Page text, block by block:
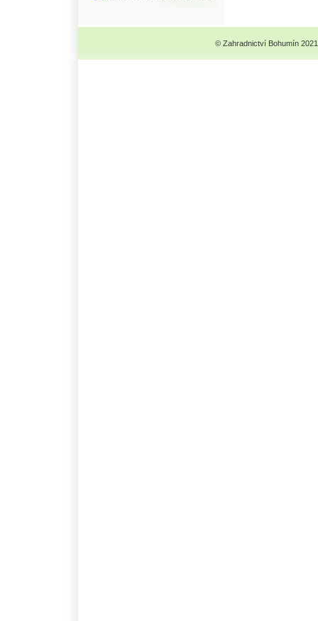
© Zahradnictví Bohumín